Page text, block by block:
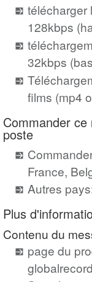
télécharger
128kbps
32kbps
films (mp4
Commander
poste
France,
Autres
Plus
Contenu du
page du